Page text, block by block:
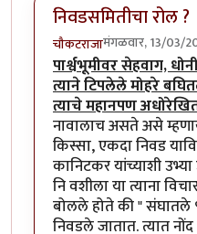
निवडसमितीचा रोल ?
चौकटराजामंगळवार, 13/03/
पार्श्वभूमीवर सेहवाग,
त्याने टिपलेले मोहरे
त्याचे महानपण
नावालाच असते असे
किस्सा, एकदा निवड
कानिटकर यांच्याशी
नि वशीला या त्याना
बोलले होते की "
निवडले जातात. त्यात